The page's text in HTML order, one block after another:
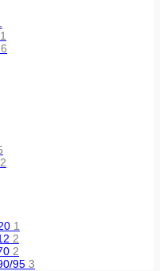
2
1
2
2
95 3